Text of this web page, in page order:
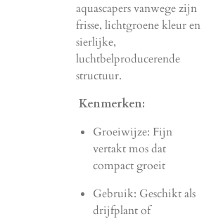
aquascapers vanwege zijn
frisse, lichtgroene kleur en
sierlijke,
luchtbelproducerende
structuur.
Kenmerken:
Groeiwijze: Fijn
vertakt mos dat
compact groeit
Gebruik: Geschikt als
drijfplant of